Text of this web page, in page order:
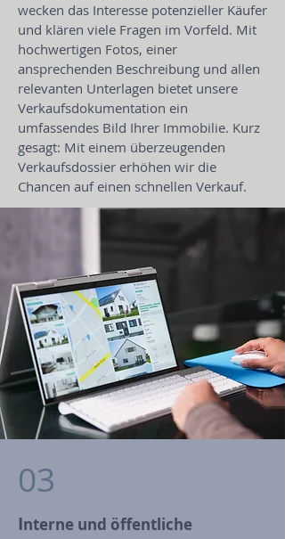
wecken das Interesse potenzieller Käufer
und klären viele Fragen im Vorfeld. Mit
hochwertigen Fotos, einer
ansprechenden Beschreibung und allen
relevanten Unterlagen bietet unsere
Verkaufsdokumentation ein
umfassendes Bild Ihrer Immobilie. Kurz
gesagt: Mit einem überzeugenden
Verkaufsdossier erhöhen wir die
Chancen auf einen schnellen Verkauf.
03
Interne und öffentliche